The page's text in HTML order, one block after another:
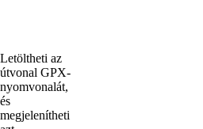
Letöltheti az
útvonal GPX-
nyomvonalát,
és
megjelenítheti